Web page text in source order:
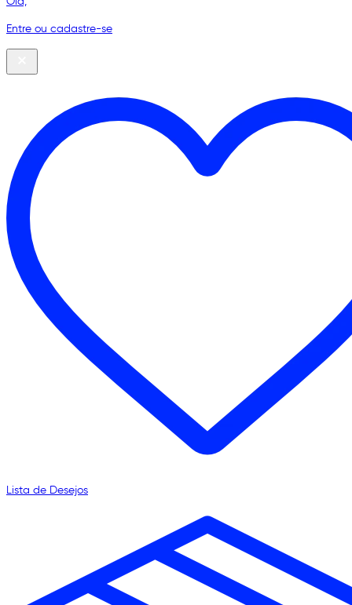
Entre ou cadastre-se
Lista de Desejos